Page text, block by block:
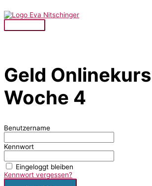
Inhalt
Hauptmenü
Geld Onlinekurs
Woche 4
Benutzername
Kennwort
Eingeloggt bleiben
Kennwort vergessen?